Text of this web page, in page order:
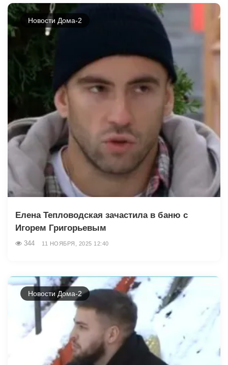
Новости Дома-2
Елена Тепловодская зачастила в баню с
Игорем Григорьевым
344 11 НОЯБРЯ, 2025 12:40
Новости Дома-2